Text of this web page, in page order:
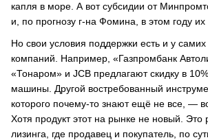
капля в море. А вот субсидии от
и, по прогнозу г-на Фомина, в этом году их
Но свои условия поддержки есть и у самих
компаний. Например, «Газпромбанк
«Тонаром» и JCB предлагают скидку в
машины. Другой востребованный
которого почему-то знают ещё не все, —
Хотя продукт этот на рынке не новый. Это
лизинга, где продавец и покупатель, по